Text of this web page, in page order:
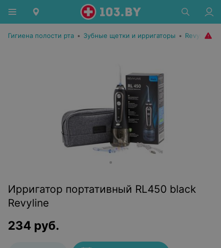
Гигиена полости рта • Зубные щетки и ирригаторы • Revyline
Ирригатор портативный RL450 black
Revyline
234 руб.